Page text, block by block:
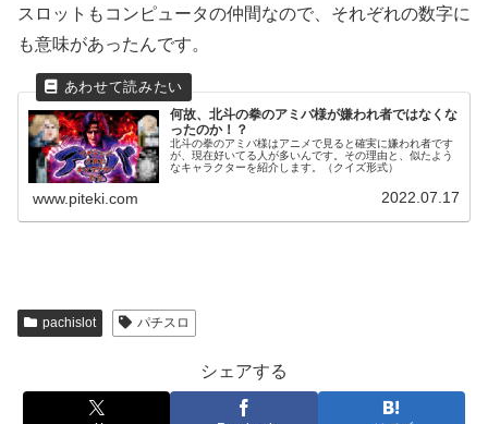
スロットもコンピュータの仲間なので、それぞれの数字に
も意味があったんです。
何故、北斗の拳のアミバ様が嫌われ者ではなくな
ったのか！？
北斗の拳のアミバ様はアニメで見ると確実に嫌われ者です
が、現在好いてる人が多いんです。その理由と、似たよう
なキャラクターを紹介します。（クイズ形式）
www.piteki.com 2022.07.17
pachislot パチスロ
シェアする